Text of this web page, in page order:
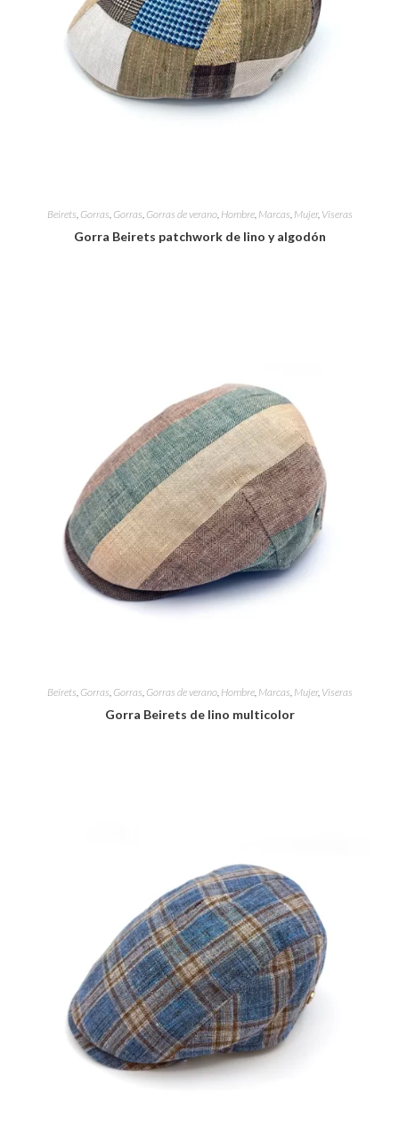
Beirets, Gorras, Gorras, Gorras de verano, Hombre, Marcas, Mujer, Viseras
Gorra Beirets patchwork de lino y algodón
Beirets Gorras Gorras Gorras de verano, Hombre, Marcas Mujer, Viseras
Gorra Beirets de lino multicolor